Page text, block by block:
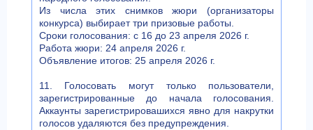
Из числа этих снимков жюри (организаторы
конкурса) выбирает три призовые работы.
Сроки голосования: с 16 до 23 апреля 2026 г.
Работа жюри: 24 апреля 2026 г.
Объявление итогов: 25 апреля 2026 г.
11. Голосовать могут только пользователи,
зарегистрированные до начала голосования.
Аккаунты зарегистрировашихся явно для накрутки
голосов удаляются без предупреждения.